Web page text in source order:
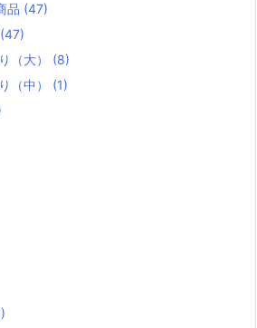
品 (47)
(47)
（大） (8)
（中） (1)